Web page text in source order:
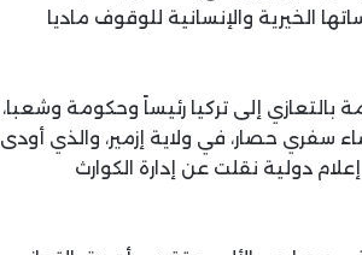
الخيرية والإنسانية للوقوف ماديا
بالتعازي إلى تركيا رئيساً وحكومة وشعبا،
سفري حصار، في ولاية إزمير، والذي أودى
دولية نقلت عن إدارة الكوارث